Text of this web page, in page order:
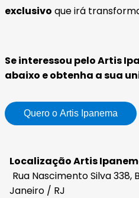
exclusivo que irá
Se interessou pelo Artis
abaixo e obtenha a sua
Quero o Artis Ipanema
Localização Artis
Rua Nascimento Silva 338,
Janeiro / RJ